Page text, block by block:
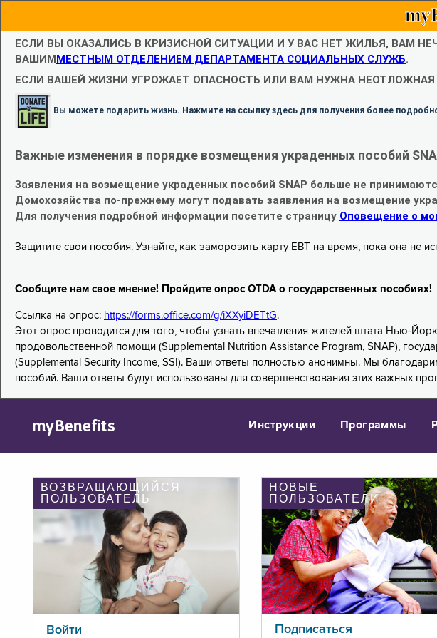
ЕСЛИ ВЫ ОКАЗАЛИСЬ В КРИЗИСНОЙ СИТУАЦИИ И У ВАС НЕТ ЖИЛЬЯ, ВАМ
ВАШИММЕСТНЫМ ОТДЕЛЕНИЕМ ДЕПАРТАМЕНТА СОЦИАЛЬНЫХ СЛУЖБ.
ЕСЛИ ВАШЕЙ ЖИЗНИ УГРОЖАЕТ ОПАСНОСТЬ ИЛИ ВАМ НУЖНА
Вы можете подарить жизнь. Нажмите на ссылку здесь для получения более
Важные изменения в порядке возмещения украденных пособий
Заявления на возмещение украденных пособий SNAP больше не
Домохозяйства по-прежнему могут подавать заявления на возмещение
Для получения подробной информации посетите страницу Оповещение о
Защитите свои пособия. Узнайте, как заморозить карту EBT на время, пока она не
Сообщите нам свое мнение! Пройдите опрос OTDA о государственных пособиях!
Ссылка на опрос: https://forms.office.com/g/iXXyiDETtG.
Этот опрос проводится для того, чтобы узнать впечатления жителей штата Нью-
продовольственной помощи (Supplemental Nutrition Assistance Program, SNAP),
(Supplemental Security Income, SSI). Ваши ответы полностью анонимны. Мы
пособий. Ваши ответы будут использованы для совершенствования этих важных
myBenefits Инструкции Программы
ВОЗВРАЩАЮЩИЙСЯ
ПОЛЬЗОВАТЕЛЬ
Войти
НОВЫЕ
ПОЛЬЗОВАТЕЛИ
Подписаться